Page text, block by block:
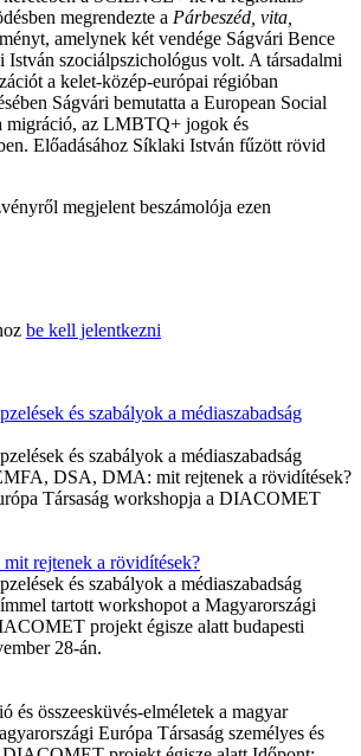
megrendezte a Párbeszéd, vita,
amelynek két vendége Ságvári Bence
István szociálpszichológus volt. A társadalmi
a kelet-közép-európai régióban
Ságvári bemutatta a European Social
migráció, az LMBTQ+ jogok és
Előadásához Síklaki István fűzött rövid
megjelent beszámolója ezen
be kell jelentkezni
és szabályok a médiaszabadság
és szabályok a médiaszabadság
DSA, DMA: mit rejtenek a rövidítések?
Társaság workshopja a DIACOMET
rejtenek a rövidítések?
és szabályok a médiaszabadság
tartott workshopot a Magyarországi
projekt égisze alatt budapesti
28-án.
és összeesküvés-elméletek a magyar
Európa Társaság személyes és